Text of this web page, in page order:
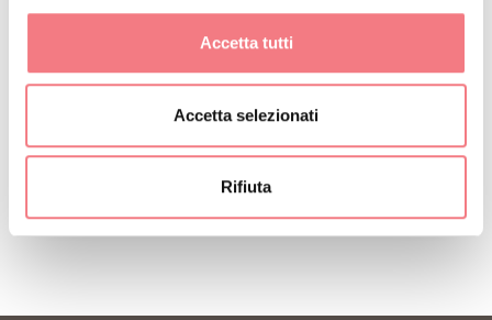
Accetta tutti
Accetta selezionati
Rifiuta
RICHIEDI INFORMAZIONI